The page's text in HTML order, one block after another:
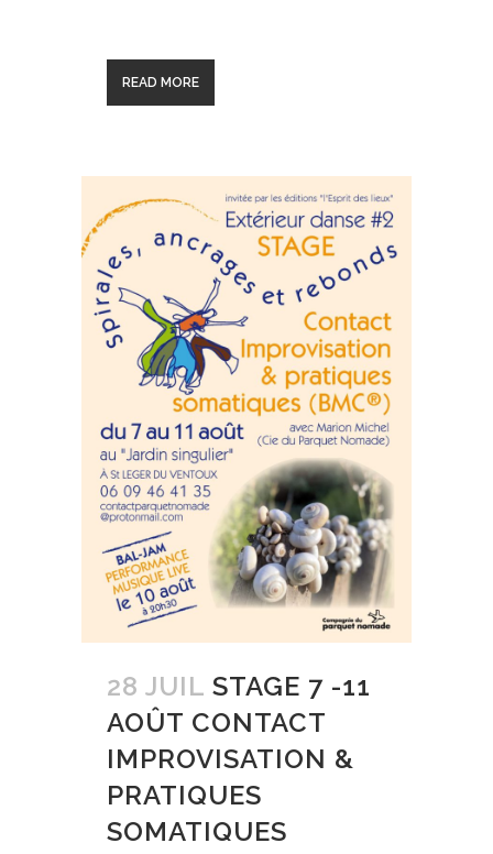
READ MORE
28 JUIL STAGE 7 -11
AOÛT CONTACT
IMPROVISATION &
PRATIQUES
SOMATIQUES